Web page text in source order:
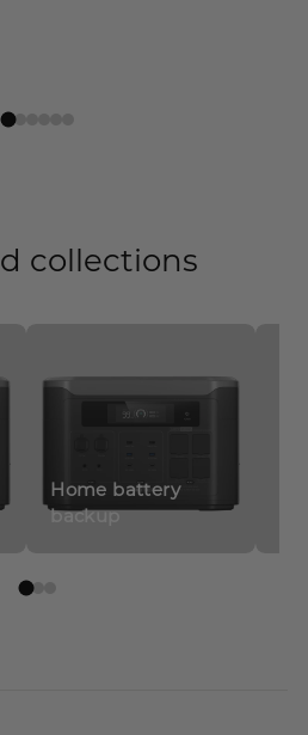
collections
Home battery
backup